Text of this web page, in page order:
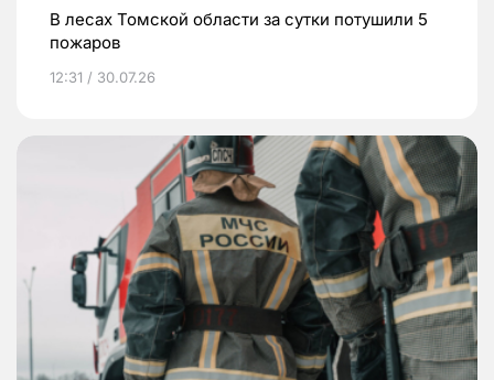
В лесах Томской области за сутки потушили 5
пожаров
12:31 / 30.07.26